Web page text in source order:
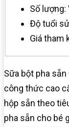
Số lượng:
Độ tuổi
Giá tham
Sữa bột pha
công thức cao
hộp sẵn theo
pha sẵn cho bé